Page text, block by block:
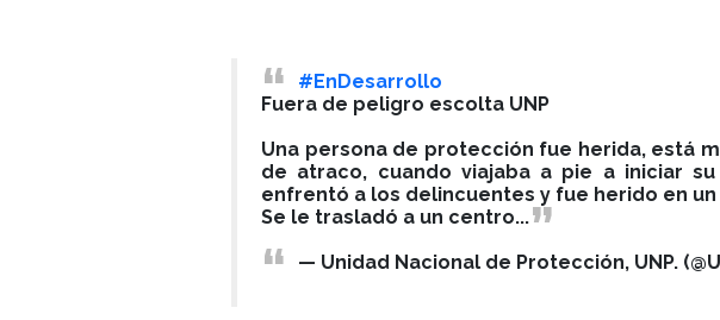
#EnDesarrollo
Fuera de peligro escolta UNP
Una persona de protección fue herida, está
de atraco, cuando viajaba a pie a iniciar
enfrentó a los delincuentes y fue herido en un
Se le trasladó a un centro...
— Unidad Nacional de Protección, UNP.